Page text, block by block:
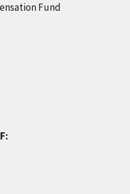
Fund